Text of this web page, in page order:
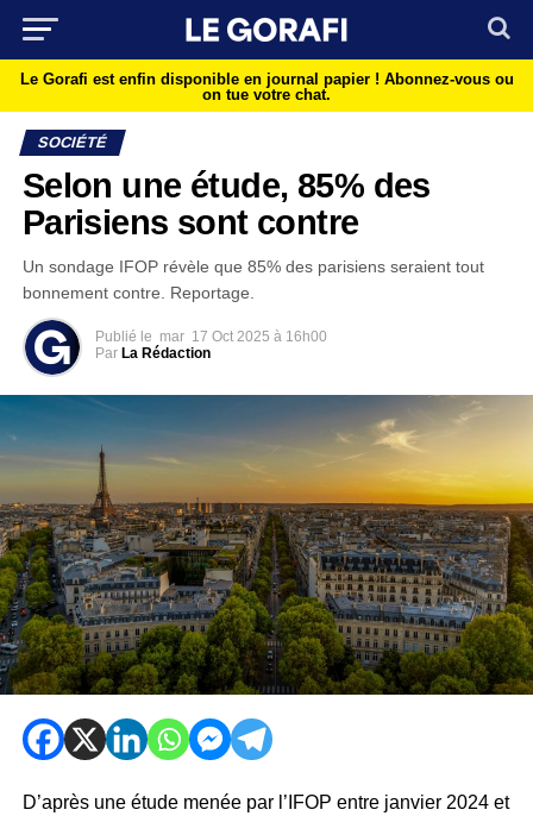
Le Gorafi est enfin disponible en journal papier ! Abonnez-vous ou
on tue votre chat.
SOCIÉTÉ
Selon une étude, 85% des
Parisiens sont contre
Un sondage IFOP révèle que 85% des parisiens seraient tout
bonnement contre. Reportage.
Publié le mar 17 Oct 2025 à 16h00
Par La Rédaction
D’après une étude menée par l’IFOP entre janvier 2024 et